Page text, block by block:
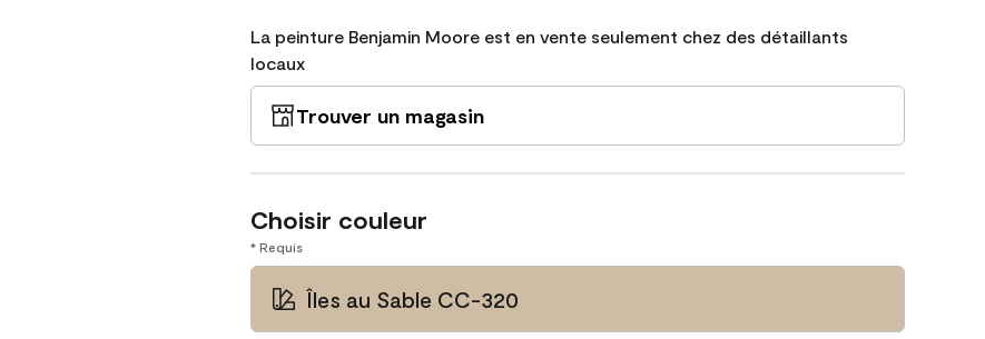
La peinture Benjamin Moore est en vente seulement chez des détaillants
locaux
Trouver un magasin
Choisir couleur
* Requis
Îles au Sable CC-320